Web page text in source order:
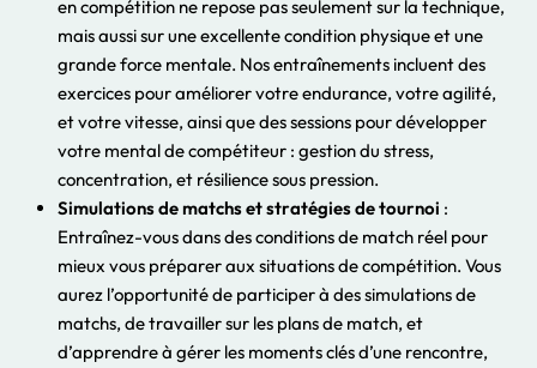
en compétition ne repose pas seulement sur la technique,
mais aussi sur une excellente condition physique et une
grande force mentale. Nos entraînements incluent des
exercices pour améliorer votre endurance, votre agilité,
et votre vitesse, ainsi que des sessions pour développer
votre mental de compétiteur : gestion du stress,
concentration, et résilience sous pression.
Simulations de matchs et stratégies de tournoi :
Entraînez-vous dans des conditions de match réel pour
mieux vous préparer aux situations de compétition. Vous
aurez l’opportunité de participer à des simulations de
matchs, de travailler sur les plans de match, et
d’apprendre à gérer les moments clés d’une rencontre,